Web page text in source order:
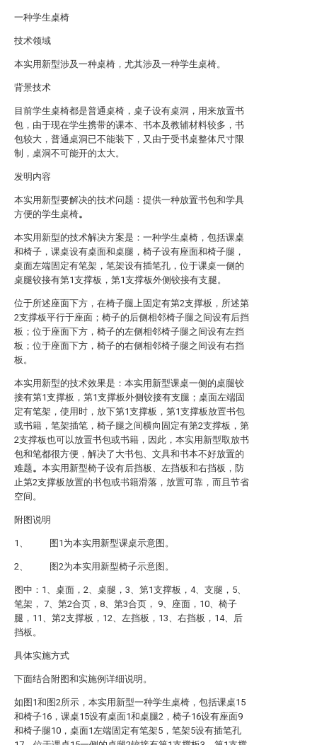
一种学生桌椅
技术领域
本实用新型涉及一种桌椅，尤其涉及一种学生桌椅。
背景技术
目前学生桌椅都是普通桌椅，桌子设有桌洞，用来放置书
包，由于现在学生携带的课本、书本及教辅材料较多，书
包较大，普通桌洞已不能装下，又由于受书桌整体尺寸限
制，桌洞不可能开的太大。
发明内容
本实用新型要解决的技术问题：提供一种放置书包和学具
方便的学生桌椅。
本实用新型的技术解决方案是：一种学生桌椅，包括课桌
和椅子，课桌设有桌面和桌腿，椅子设有座面和椅子腿，
桌面左端固定有笔架，笔架设有插笔孔，位于课桌一侧的
桌腿铰接有第1支撑板，第1支撑板外侧铰接有支腿。
位于所述座面下方，在椅子腿上固定有第2支撑板，所述第
2支撑板平行于座面；椅子的后侧相邻椅子腿之间设有后挡
板；位于座面下方，椅子的左侧相邻椅子腿之间设有左挡
板；位于座面下方，椅子的右侧相邻椅子腿之间设有右挡
板。
本实用新型的技术效果是：本实用新型课桌一侧的桌腿铰
接有第1支撑板，第1支撑板外侧铰接有支腿；桌面左端固
定有笔架，使用时，放下第1支撑板，第1支撑板放置书包
或书籍，笔架插笔，椅子腿之间横向固定有第2支撑板，第
2支撑板也可以放置书包或书籍，因此，本实用新型取放书
包和笔都很方便，解决了大书包、文具和书本不好放置的
难题。 本实用新型椅子设有后挡板、左挡板和右挡板，防
止第2支撑板放置的书包或书籍滑落，放置可靠，而且节省
空间。
附图说明
1、 图1为本实用新型课桌示意图。
2、 图2为本实用新型椅子示意图。
图中：1、桌面，2、桌腿，3、第1支撑板，4、支腿，5、
笔架， 7、第2合页，8、第3合页， 9、座面，10、椅子
腿，11、第2支撑板，12、左挡板，13、右挡板，14、后
挡板。
具体实施方式
下面结合附图和实施例详细说明。
如图1和图2所示，本实用新型一种学生桌椅，包括课桌15
和椅子16，课桌15设有桌面1和桌腿2，椅子16设有座面9
和椅子腿10，桌面1左端固定有笔架5，笔架5设有插笔孔